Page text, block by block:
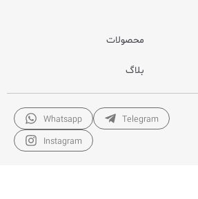
محصولات
بلاگ
Whatsapp
Telegram
Instagram